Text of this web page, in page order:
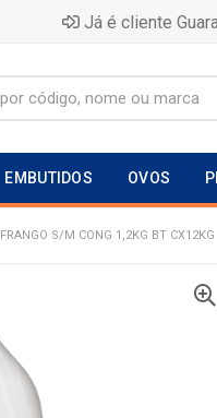
Já é cliente
EMBUTIDOS OVOS
FRANGO S/M CONG 1,2KG BT CX12KG